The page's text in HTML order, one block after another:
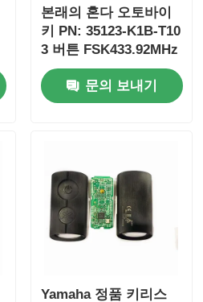
본래의 혼다 오토바이
키 PN: 35123-K1B-T10
3 버튼 FSK433.92MHz
ID47chip 원격 자동차
키
문의 보내기
Yamaha 정품 키리스